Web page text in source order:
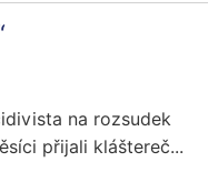
na rozsudek
přijali kláštereč...